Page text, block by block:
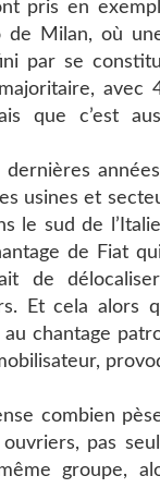
pris en
de Milan, où
par se
avec
que c’est
usines et
le sud de
de Fiat
de
Et cela alors
au chantage
combien
pas
groupe,